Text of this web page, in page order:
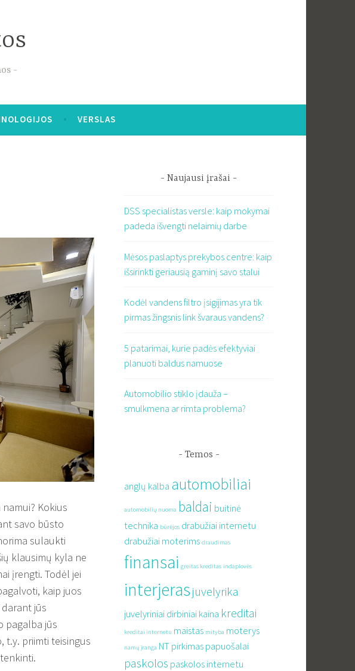
VERSLAS
Kokius
savo būsto
sulaukti
klausimų kyla ne
įrengti. Todėl jei
kaip juos
jūs
pagalba jūs
t.y. priimti teisingus
Naujausi įrašai
DSS specialistas versle: kaip mokymai
padeda išvengti nelaimių darbe
Mėsos paslaptys prekybos centre: kaip
išsirinkti geriausią gaminį savo stalui
Kodėl vandens filtro įsigijimas yra tik
pirmas žingsnis link švaraus vandens?
5 patarimai, kurie padės efektyviai
planuoti baldus namuose
Automobilio stiklo įdauža –
smulkmena ar rimta problema?
Temos
anglų kalba automobiliai
automobilių nuoma baldai buitinė
technika būrėjos drabužiai internetu
drabužiai moterims draudimas
finansai greitas kreditas indaplovės
interjeras juvelyrika
juvelyriniai dirbiniai kaina kreditai
kreditai internetu maistas mityba moterys
namų įranga NT pirkimas papuošalai
paskolos paskolos internetu